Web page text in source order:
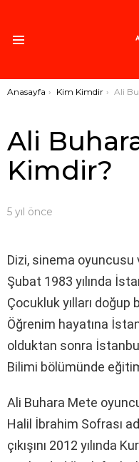
Buradasınız:
Anasayfa Kim Kimdir Ali
Ali
Kimdir?
5 yıl önce
Dizi, sinema
Şubat 1983 yılında
Çocukluk yılları
Öğrenim hayatına
olduktan sonra
Bilimi bölümünde
Ali Buhara Mete
Halil İbrahim Sofrası
çıkışını 2012 yılında